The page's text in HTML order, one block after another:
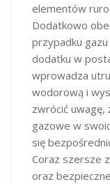
elementów
Dodatkowo
przypadku
dodatku w
wprowadza
wodorową i
zwrócić uwagę,
gazowe w
się
Coraz szersze
oraz